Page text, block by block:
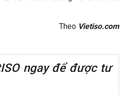
Theo Vietiso.com
ngay để được tư